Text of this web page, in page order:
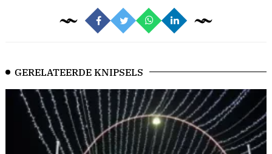
GERELATEERDE KNIPSELS